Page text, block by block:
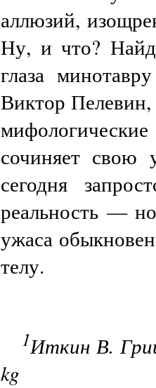
аллюзий,
Ну, и что?
глаза
Виктор Пелевин,
сочиняет свою
сегодня
реальность —
ужаса
телу.
1Иткин В.
kg